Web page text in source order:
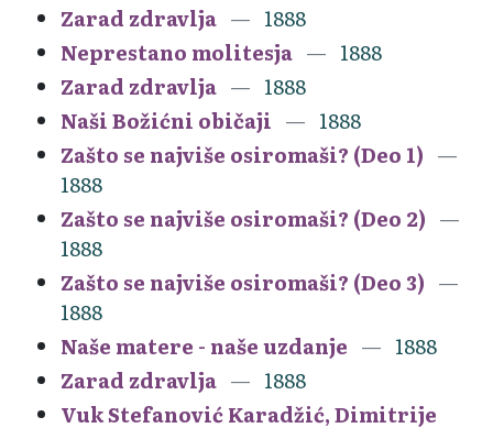
Zarad zdravlja
1888
Neprestano molitesja
1888
Zarad zdravlja
1888
Naši Božićni običaji
1888
Zašto se najviše osiromaši? (Deo 1)
1888
Zašto se najviše osiromaši? (Deo 2)
1888
Zašto se najviše osiromaši? (Deo 3)
1888
Naše matere - naše uzdanje
1888
Zarad zdravlja
1888
Vuk Stefanović Karadžić, Dimitrije